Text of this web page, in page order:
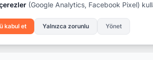
(Google Analytics, Facebook Pixel)
kabul et Yalnızca zorunlu Yönet